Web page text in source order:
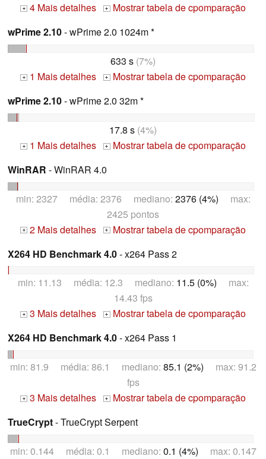
+ 4 Mais detalhes + Mostrar tabela de cpomparação
wPrime 2.10- wPrime 2.0 1024m *
633 s (7%)
+ 1 Mais detalhes + Mostrar tabela de cpomparação
wPrime 2.10- wPrime 2.0 32m *
17.8 s (4%)
+ 1 Mais detalhes + Mostrar tabela de cpomparação
WinRAR - WinRAR 4.0
min: 2327 média: 2376 mediano: 2376 (4%) max:
2425 pontos
+ 2 Mais detalhes + Mostrar tabela de cpomparação
X264 HD Benchmark 4.0- x264 Pass 2
min: 11.13 média: 12.3 mediano: 11.5 (0%) max:
14.43 fps
+ 3 Mais detalhes + Mostrar tabela de cpomparação
X264 HD Benchmark 4.0- x264 Pass 1
min: 81.9 média: 86.1 mediano: 85.1 (2%) max: 91.2
fps
+ 3 Mais detalhes + Mostrar tabela de cpomparação
TrueCrypt- TrueCrypt Serpent
min: 0.144 média: 0.1 mediano: 0.1 (4%) max: 0.147